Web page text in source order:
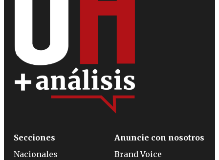
Secciones
Nacionales
Anuncie con nosotros
Brand Voice